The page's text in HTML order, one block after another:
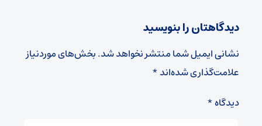
دیدگاهتان را بنویسید
نشانی ایمیل شما منتشر نخواهد شد.بخش‌های موردنیاز
علامت‌گذاری شده‌اند*
دیدگاه*